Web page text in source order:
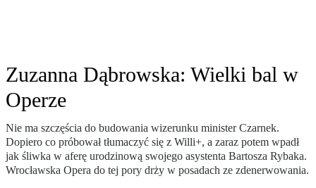
Zuzanna Dąbrowska: Wielki bal w
Operze
Nie ma szczęścia do budowania wizerunku minister Czarnek.
Dopiero co próbował tłumaczyć się z Willi+, a zaraz potem wpadł
jak śliwka w aferę urodzinową swojego asystenta Bartosza Rybaka.
Wrocławska Opera do tej pory drży w posadach ze zdenerwowania.